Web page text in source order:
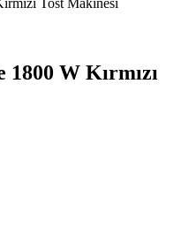
W Kırmızı